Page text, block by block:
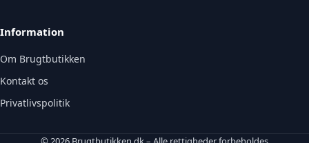
Information
Om Brugtbutikken
Kontakt os
Privatlivspolitik